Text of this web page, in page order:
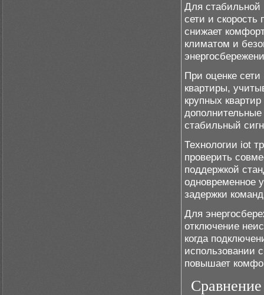
Для стабильной
сети и
снижает
климатом и
При оценке сети
квартиры,
крупных
стабильный
Технологии iot
проверить
поддержкой
одновременное
задержки
Для
отключение
когда
использовании
повышает